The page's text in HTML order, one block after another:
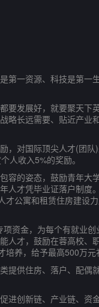
一资源、科技是第一
展好，就要聚天下
略长远需要、贴近产
对国际顶尖人才(团队
人收入5%的奖励。
的姿态，鼓励青年大
人才凭毕业证落户制
才公寓和租赁住房建设
金，为每个有就业创
人才，鼓励在蓉高校
养，给予最高500万元
供住房、落户、配偶
新链、产业链、资金